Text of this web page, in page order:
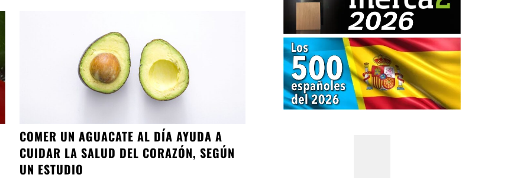
COMER UN AGUACATE AL DÍA AYUDA A
CUIDAR LA SALUD DEL CORAZÓN, SEGÚN
UN ESTUDIO